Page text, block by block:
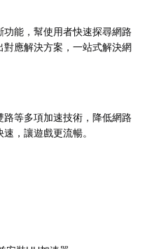
功能，幫使用者快速探尋網路
應解決方案，一站式解決網
路等多項加速技術，降低網路
，讓遊戲更流暢。